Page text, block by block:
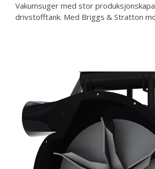
Vakumsuger med stor
drivstofftank. Med Briggs & Stratton